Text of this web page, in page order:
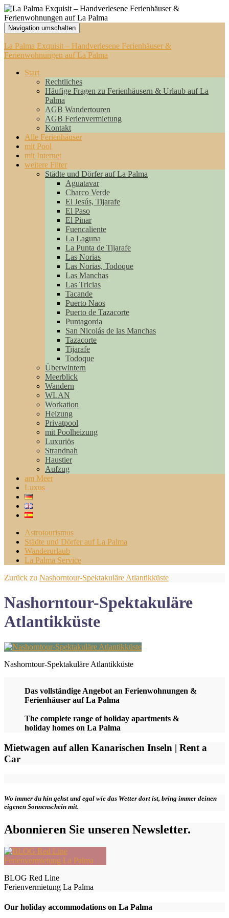
Navigation umschalten
La Palma Exquisit – Handverlesene Ferienhäuser &
Ferienwohnungen auf La Palma
Start
Rechtliches
Häufige Fragen zu Ferienhäusern & Urlaub auf La
Palma
AGB Wandertouren
AGB Ferienvermietung
Kontakt
Alle Ferienhäuser
mit Pool
mit Internet
weitere Filter
Städte und Dörfer auf La Palma
Aguatavar
Charco Verde
El Jesús, Tijarafe
El Paso
El Pinar
Fuencaliente
La Laguna
La Punta de Tijarafe
Las Norias
Las Norias, Todoque
Las Manchas
Las Tricias
Tacande
Puerto Naos
Puerto de Tazacorte
Puntagorda
San Nicolás de las Manchas
Tazacorte
Tijarafe
Todoque
Überwintern
Meerblick
Wandern
WLAN
Workation
Heizung
Privatpool
mit Poolheizung
Luxuriös
Strandnah
Haustier
Aufzug
am Meer
Luxus
Astrotourismus
Städte und Dörfer auf La Palma
Wanderurlaub
La Palma Service
Zurück zu Nashorntour-Spektakuläre Atlantikküste
Nashorntour-Spektakuläre
Atlantikküste
Nashorntour-Spektakuläre Atlantikküste
Das vollständige Angebot an Ferienwohnungen &
Ferienhäuser auf La Palma
The complete range of holiday apartments &
holiday homes on La Palma
Mietwagen auf allen Kanarischen Inseln | Rent a
Car
Wo immer du hin gehst und egal wie das Wetter dort ist, bring immer deinen
eigenen Sonnenschein mit.
Abonnieren Sie unseren Newsletter.
BLOG Red Line
Ferienvermietung La Palma
Our holiday accommodations on La Palma